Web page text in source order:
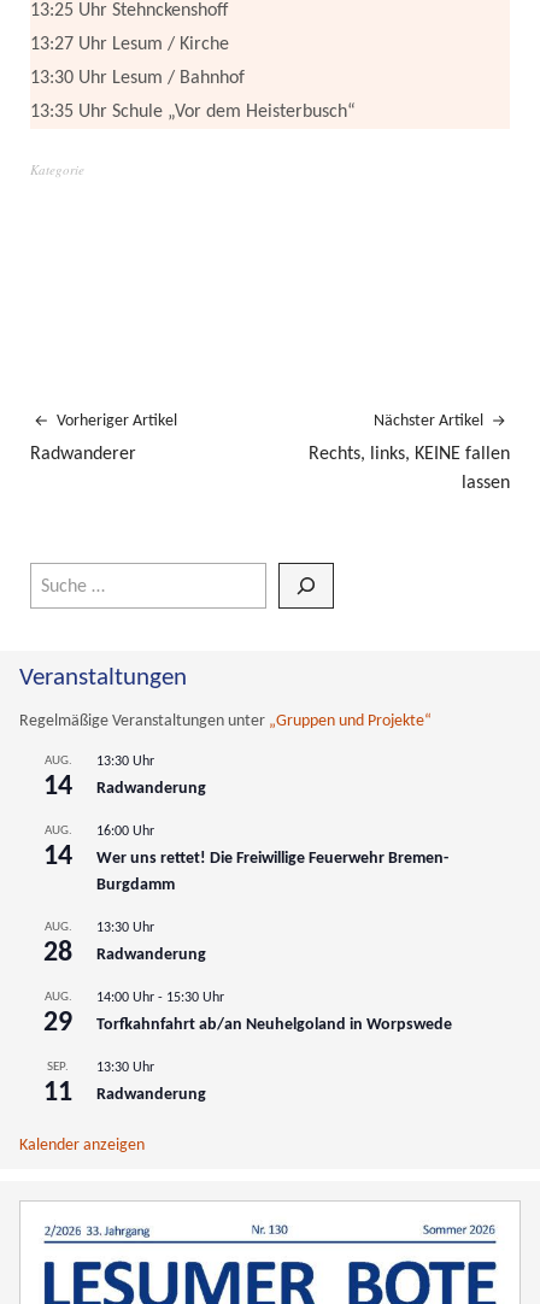
13:25 Uhr Stehnckenshoff
13:27 Uhr Lesum / Kirche
13:30 Uhr Lesum / Bahnhof
13:35 Uhr Schule „Vor dem Heisterbusch“
Kategorie
Vorheriger Artikel
Radwanderer
Nächster Artikel
Rechts, links, KEINE fallen
lassen
Veranstaltungen
Regelmäßige Veranstaltungen unter „Gruppen und Projekte“
AUG.
14
13:30 Uhr
Radwanderung
AUG.
14
16:00 Uhr
Wer uns rettet! Die Freiwillige Feuerwehr Bremen-
Burgdamm
AUG.
28
13:30 Uhr
Radwanderung
AUG.
29
14:00 Uhr - 15:30 Uhr
Torfkahnfahrt ab/an Neuhelgoland in Worpswede
SEP.
11
13:30 Uhr
Radwanderung
Kalender anzeigen